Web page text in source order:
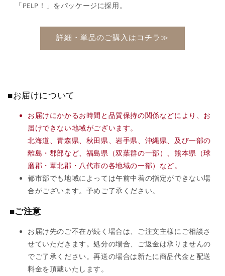
「PELP！」をパッケージに採用。
詳細・単品のご購入はコチラ≫
■お届けについて
お届けにかかるお時間と品質保持の関係などにより、お
届けできない地域がございます。
北海道、青森県、秋田県、岩手県、沖縄県、及び一部の
離島・郡部など、福島県（双葉群の一部）、熊本県（球
磨郡・葦北郡・八代市の各地域の一部）など。
都市部でも地域によっては午前中着の指定ができない場
合がございます。予めご了承ください。
■ご注意
お届け先のご不在が続く場合は、ご注文主様にご相談さ
せていただきます。処分の場合、ご返金は承りませんの
でご了承ください。再送の場合は新たに商品代金と配送
料金を頂戴いたします。